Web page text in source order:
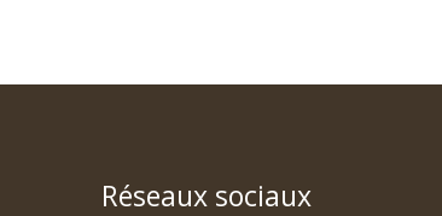
Réseaux sociaux